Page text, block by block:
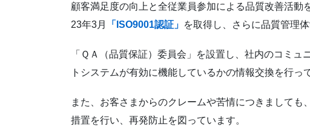
顧客満足度の向上と全従業員参加による品質改善活
23年3月
「ISO9001認証」 を取得し、さらに品質管理
「ＱＡ（品質保証）委員会」を設置し、社内のコミ
トシステムが有効に機能しているかの情報交換を行っ
また、お客さまからのクレームや苦情につきまして
措置を行い、再発防止を図っています。